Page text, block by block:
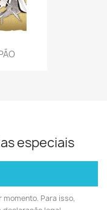
especiais
Para isso,